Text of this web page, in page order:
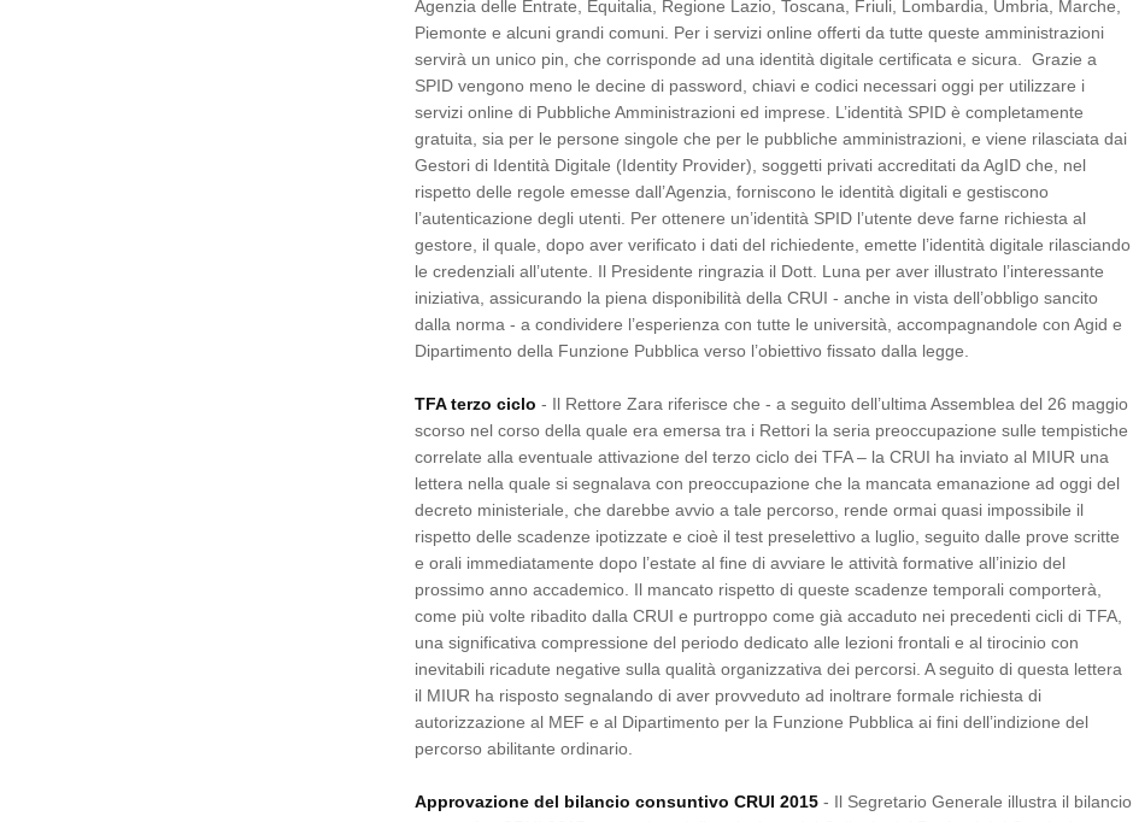
Agenzia delle Entrate, Equitalia, Regione Lazio, Toscana, Friuli, Lombardia, Umbria, Marche,
Piemonte e alcuni grandi comuni. Per i servizi online offerti da tutte queste amministrazioni
servirà un unico pin, che corrisponde ad una identità digitale certificata e sicura. Grazie a
SPID vengono meno le decine di password, chiavi e codici necessari oggi per utilizzare i
servizi online di Pubbliche Amministrazioni ed imprese. L’identità SPID è completamente
gratuita, sia per le persone singole che per le pubbliche amministrazioni, e viene rilasciata dai
Gestori di Identità Digitale (Identity Provider), soggetti privati accreditati da AgID che, nel
rispetto delle regole emesse dall’Agenzia, forniscono le identità digitali e gestiscono
l’autenticazione degli utenti. Per ottenere un’identità SPID l’utente deve farne richiesta al
gestore, il quale, dopo aver verificato i dati del richiedente, emette l’identità digitale rilasciando
le credenziali all’utente. Il Presidente ringrazia il Dott. Luna per aver illustrato l’interessante
iniziativa, assicurando la piena disponibilità della CRUI - anche in vista dell’obbligo sancito
dalla norma - a condividere l’esperienza con tutte le università, accompagnandole con Agid e
Dipartimento della Funzione Pubblica verso l’obiettivo fissato dalla legge.
TFA terzo ciclo - Il Rettore Zara riferisce che - a seguito dell’ultima Assemblea del 26 maggio
scorso nel corso della quale era emersa tra i Rettori la seria preoccupazione sulle tempistiche
correlate alla eventuale attivazione del terzo ciclo dei TFA – la CRUI ha inviato al MIUR una
lettera nella quale si segnalava con preoccupazione che la mancata emanazione ad oggi del
decreto ministeriale, che darebbe avvio a tale percorso, rende ormai quasi impossibile il
rispetto delle scadenze ipotizzate e cioè il test preselettivo a luglio, seguito dalle prove scritte
e orali immediatamente dopo l’estate al fine di avviare le attività formative all’inizio del
prossimo anno accademico. Il mancato rispetto di queste scadenze temporali comporterà,
come più volte ribadito dalla CRUI e purtroppo come già accaduto nei precedenti cicli di TFA,
una significativa compressione del periodo dedicato alle lezioni frontali e al tirocinio con
inevitabili ricadute negative sulla qualità organizzativa dei percorsi. A seguito di questa lettera
il MIUR ha risposto segnalando di aver provveduto ad inoltrare formale richiesta di
autorizzazione al MEF e al Dipartimento per la Funzione Pubblica ai fini dell’indizione del
percorso abilitante ordinario.
Approvazione del bilancio consuntivo CRUI 2015 - Il Segretario Generale illustra il bilancio